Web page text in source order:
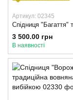
Артикул: 02345
3 500.00 грн
В наявності